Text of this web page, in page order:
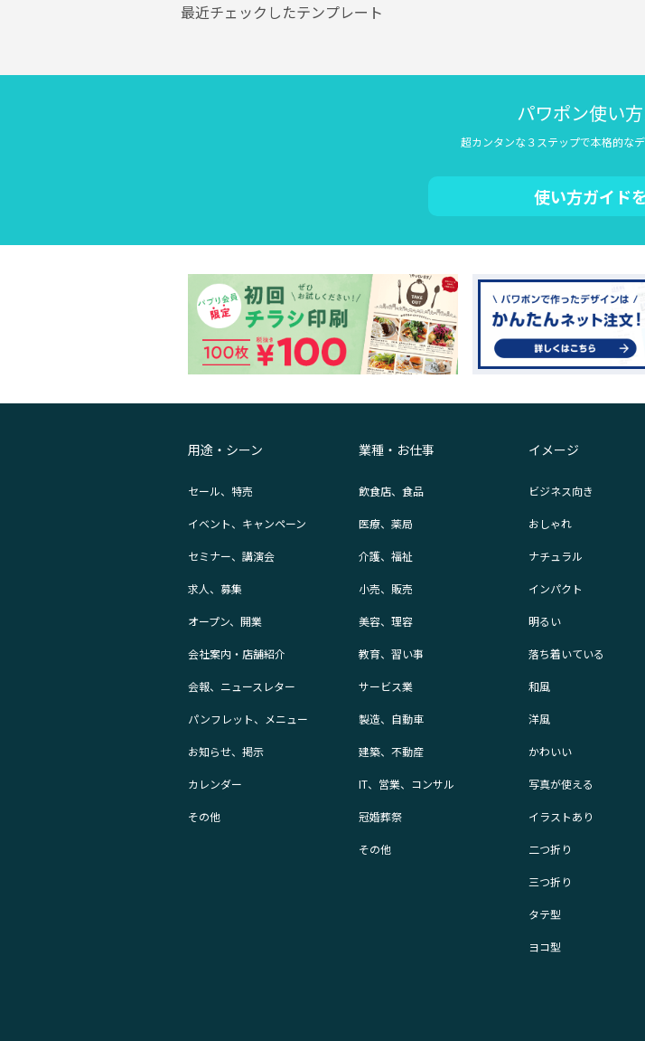
最近チェックしたテンプレート
パワポン使い
超カンタンな３ステップで本格的な
使い方ガイド
用途・シーン
セール、特売
イベント、キャンペーン
セミナー、講演会
求人、募集
オープン、開業
会社案内・店舗紹介
会報、ニュースレター
パンフレット、メニュー
お知らせ、掲示
カレンダー
その他
業種・お仕事
飲食店、食品
医療、薬局
介護、福祉
小売、販売
美容、理容
教育、習い事
サービス業
製造、自動車
建築、不動産
IT、営業、コンサル
冠婚葬祭
その他
イメージ
ビジネス向き
おしゃれ
ナチュラル
インパクト
明るい
落ち着いている
和風
洋風
かわいい
写真が使える
イラストあり
二つ折り
三つ折り
タテ型
ヨコ型